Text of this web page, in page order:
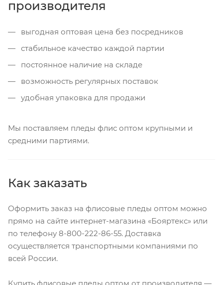
производителя
выгодная оптовая цена без посредников
стабильное качество каждой партии
постоянное наличие на складе
возможность регулярных поставок
удобная упаковка для продажи
Мы поставляем пледы флис оптом крупными и
средними партиями.
Как заказать
Оформить заказ на флисовые пледы оптом можно
прямо на сайте интернет-магазина «Бояртекс» или
по телефону 8-800-222-86-55. Доставка
осуществляется транспортными компаниями по
всей России.